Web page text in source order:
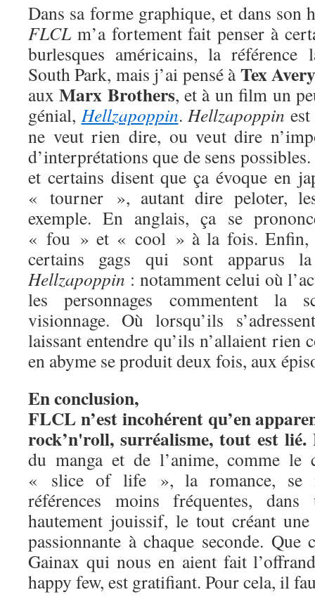
Dans sa forme graphique, et dans son
FLCL m’a fortement fait penser à
burlesques américains, la
South Park, mais j’ai pensé àTex
auxMarx Brothers, et à un film un
génial,Hellzapoppin. Hellzapoppin
ne veut rien dire, ou veut dire
d’interprétations que de sens possibles.
et certains disent que ça évoque en
« tourner », autant dire peloter,
exemple. En anglais, ça se
« fou » et « cool » à la fois. Enfin,
certains gags qui sont apparus
Hellzapoppin : notamment celui où
les personnages commentent la
visionnage. Où lorsqu’ils
laissant entendre qu’ils n’allaient rien
en abyme se produit deux fois, aux
En conclusion,
FLCL n’est incohérent qu’en
rock’n'roll, surréalisme, tout est lié.
du manga et de l’anime, comme le
« slice of life », la romance, se
références moins fréquentes,
hautement jouissif, le tout créant
passionnante à chaque seconde.
Gainax qui nous en aient fait
happy few, est gratifiant. Pour cela, il